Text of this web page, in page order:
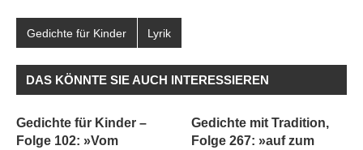
Gedichte für Kinder Lyrik
DAS KÖNNTE SIE AUCH INTERESSIEREN
Gedichte für Kinder –
Folge 102: »Vom
Gedichte mit Tradition,
Folge 267: »auf zum